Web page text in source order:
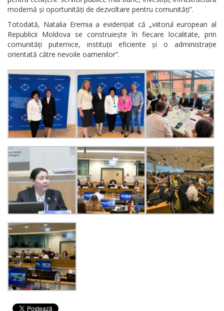
modernă și oportunități de dezvoltare pentru comunități”.
Totodată, Natalia Eremia a evidențiat că „viitorul european al
Republicii Moldova se construiește în fiecare localitate, prin
comunități puternice, instituții eficiente și o administrație
orientată către nevoile oamenilor”.